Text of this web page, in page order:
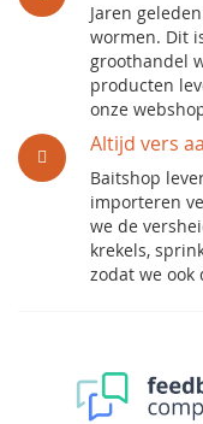
Jaren
wormen. Dit
groothandel
producten
onze
Altijd vers
Baitshop
importeren
we de
krekels,
zodat we ook